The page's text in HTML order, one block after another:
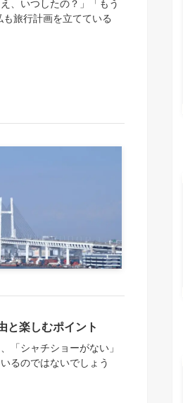
、いつしたの？」「もう
旅行計画を立てている
と楽しむポイント
「シャチショーがない」
るのではないでしょう